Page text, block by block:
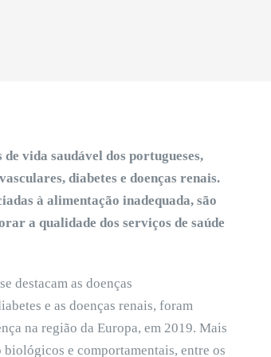
vida saudável dos portugueses,
diabetes e doenças renais.
à alimentação inadequada, são
a qualidade dos serviços de saúde
destacam as doenças
e as doenças renais, foram
na região da Europa, em 2019. Mais
e comportamentais, entre os